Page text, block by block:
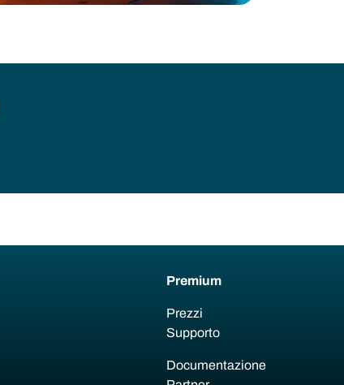
Premium
Prezzi
Supporto
Documentazione